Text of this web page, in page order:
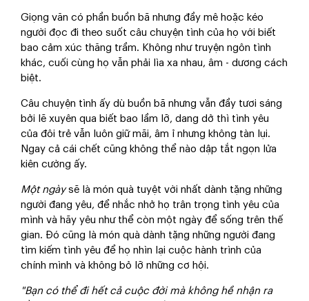
Giọng văn có phần buồn bã nhưng đầy mê hoặc kéo
người đọc đi theo suốt câu chuyện tình của họ với biết
bao cảm xúc thăng trầm. Không như truyện ngôn tình
khác, cuối cùng họ vẫn phải lìa xa nhau, âm - dương cách
biệt.
Câu chuyện tình ấy dù buồn bã nhưng vẫn đầy tươi sáng
bởi lẽ xuyên qua biết bao lầm lỡ, dang dở thì tình yêu
của đôi trẻ vẫn luôn giữ mãi, âm ỉ nhưng không tàn lụi.
Ngay cả cái chết cũng không thể nào dập tắt ngọn lửa
kiên cường ấy.
Một ngàysẽ là món quà tuyệt vời nhất dành tặng những
người đang yêu, để nhắc nhở họ trân trọng tình yêu của
mình và hãy yêu như thể còn một ngày để sống trên thế
gian. Đó cũng là món quà dành tặng những người đang
tìm kiếm tình yêu để họ nhìn lại cuộc hành trình của
chính mình và không bỏ lỡ những cơ hội.
"Bạn có thể đi hết cả cuộc đời mà không hề nhận ra